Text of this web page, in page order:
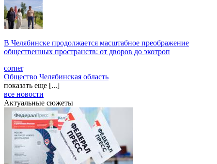
В Челябинске продолжается масштабное преображение
общественных пространств: от дворов до экотроп
corner
Общество Челябинская область
показать еще [...]
все новости
Актуальные сюжеты